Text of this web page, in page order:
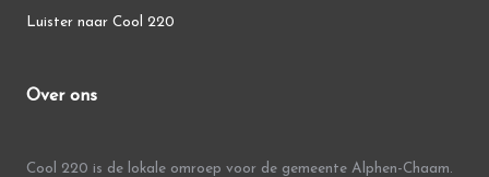
Luister naar Cool 220
Over ons
Cool 220 is de lokale omroep voor de gemeente Alphen-Chaam.